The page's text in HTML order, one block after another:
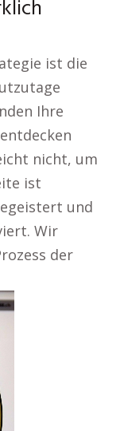
ist die
Ihre
nicht, um
ist
und
Wir
der